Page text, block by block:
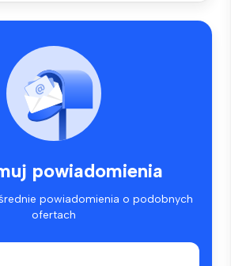
powiadomienia
powiadomienia o podobnych
ofertach